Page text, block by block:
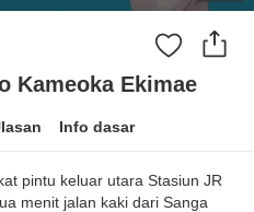
Kameoka Ekimae
Info dasar
pintu keluar utara Stasiun JR
menit jalan kaki dari Sanga